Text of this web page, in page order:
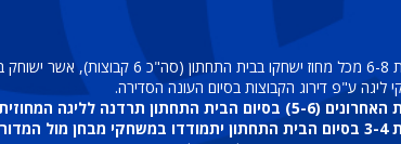
ע"פ דירוג הקבוצות בסיום העונה הסדירה.
תרדנה לליגה המחוזית.
שתי הקבוצות אשר תסיימנה במקומות 3-4 בסיום הבית התחתון